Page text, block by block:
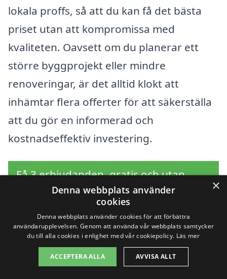
lokala proffs, så att du kan få det bästa
priset utan att kompromissa med
kvaliteten. Oavsett om du planerar ett
större byggprojekt eller mindre
renoveringar, är det alltid klokt att
inhämtar flera offerter för att säkerställa
att du gör en informerad och
kostnadseffektiv investering.
Få 3 erbjudanden, gratis och utan
förpliktelser
Sök efter en
professionell för
×
Denna webbplats använder
cookies
Denna webbplats använder cookies för att förbättra
användarupplevelsen. Genom att använda vår webbplats samtycker
du till alla cookies i enlighet med vår cookiepolicy. Läs mer
ACCEPTERA ALLA AVVISA ALLT